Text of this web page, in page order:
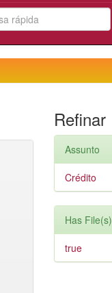
Refinar
Assunto
Crédito
Has File(s)
true